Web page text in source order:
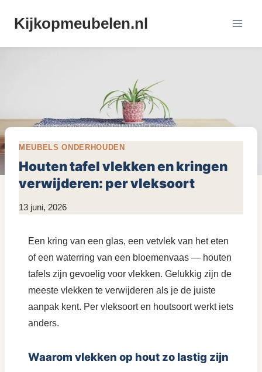
naarKijkopmeubelen.nl
MEUBELS ONDERHOUDEN
Houten tafel vlekken en kringen
verwijderen: per vleksoort
Door
13 juni, 2026
Een kring van een glas, een vetvlek van het eten
of een waterring van een bloemenvaas — houten
tafels zijn gevoelig voor vlekken. Gelukkig zijn de
meeste vlekken te verwijderen als je de juiste
aanpak kent. Per vleksoort en houtsoort werkt iets
anders.
Waarom vlekken op hout zo lastig zijn